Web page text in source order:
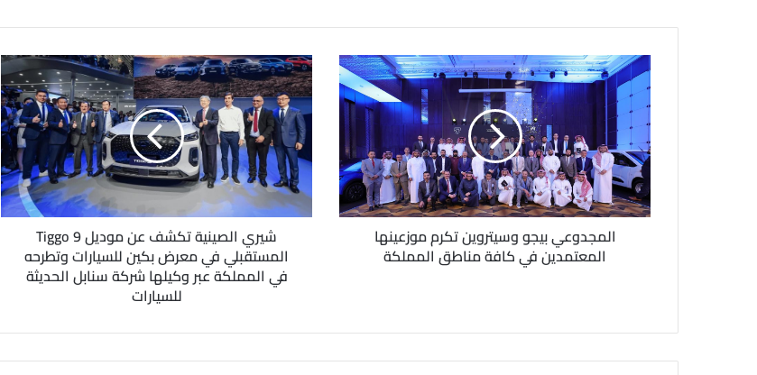
د
ك
ا
ل
إ
ل
ك
ت
ر
و
ن
المجدوعي بيجو وسيتروين تكرم موزعينها
المعتمدين في كافة مناطق المملكة
شيري الصينية تكشف عن موديل Tiggo 9
المستقبلي في معرض بكين للسيارات وتطرحه
في المملكة عبر وكيلها شركة سنابل الحديثة
للسيارات